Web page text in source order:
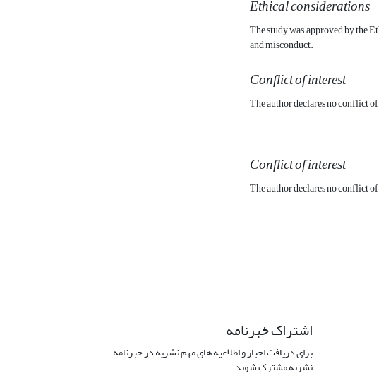
Ethical considerations
The study was approved by the
and misconduct.
Conflict of interest
The author declares no conflict
Conflict of interest
The author declares no conflict
اشتراک خبرنامه
برای دریافت اخبار و اطلاعیه های مهم نشریه در خبرنامه
نشریه مشترک شوید.